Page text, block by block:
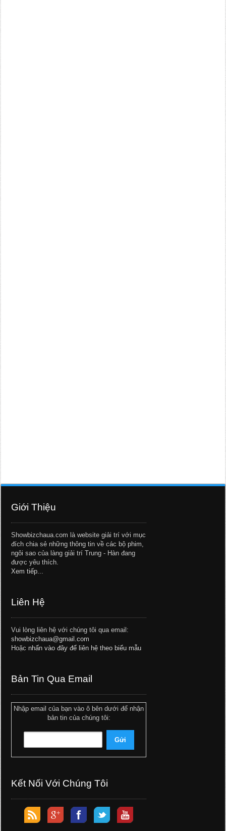
Giới Thiệu
Showbizchaua.com là website giải trí với mục
đích chia sẻ những thông tin về các bộ phim,
ngôi sao của làng giải trí Trung - Hàn đang
được yêu thích.
Xem tiếp...
Liên Hệ
Vui lòng liên hệ với chúng tôi qua email:
showbizchaua@gmail.com
Hoặc nhấn vào đây để liên hệ theo biểu mẫu
Bản Tin Qua Email
Nhập email của bạn vào ô bên dưới để nhận
bản tin của chúng tôi:
Kết Nối Với Chúng Tôi